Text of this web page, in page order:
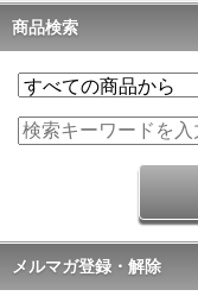
商品検索
メルマガ登録・解除